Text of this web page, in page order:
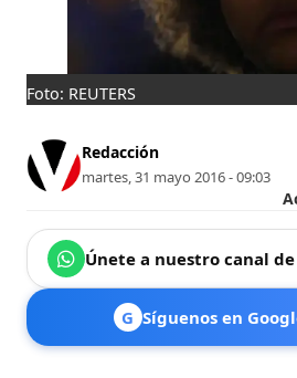
Foto: REUTERS
Redacción
martes, 31 mayo 2016 - 09:03
Únete a nuestro canal
G Síguenos en